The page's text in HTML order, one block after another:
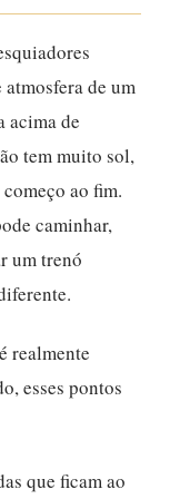
de um
acima de
tem muito sol,
ao fim.
caminhar,
um trenó
realmente
esses pontos
que ficam ao